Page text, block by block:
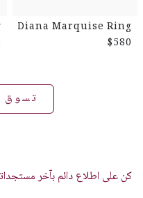
Diana Marquise Ring
$580
تسوق
كن على اطلاع دائم بآخر